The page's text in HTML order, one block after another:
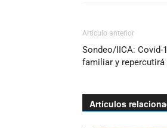
Artículo anterior
Sondeo/IICA:
familiar y
Artículos